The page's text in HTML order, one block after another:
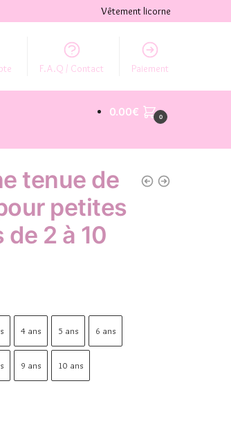
Vêtement licorne
F.A.Q / Contact Paiement
0.00€ 0
tenue de
petites
2 à 10
4 ans 5 ans 6 ans
9 ans 10 ans